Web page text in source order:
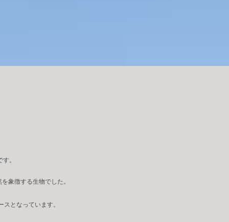
。
象徴する生物でした。
となっています。